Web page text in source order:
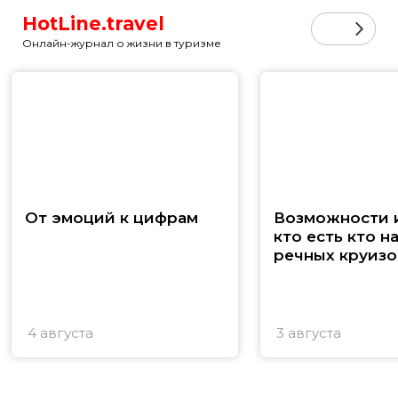
HotLine.travel
Онлайн-журнал о жизни в туризме
От эмоций к цифрам
4 августа
Возможности
кто есть кто
речных
3 августа